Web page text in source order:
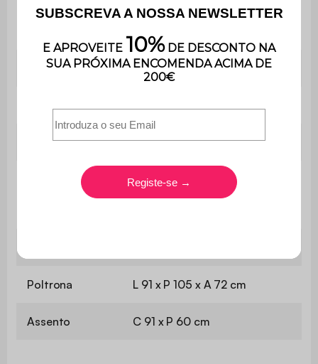
Peso máximo
Utilização Interior
Apenas para uso doméstico
Garantia 3 anos
Montagem
O produto é entregue
montado, na sua embalagem
Poltrona L 91 x P 105 x A 72 cm
Assento C 91 x P 60 cm